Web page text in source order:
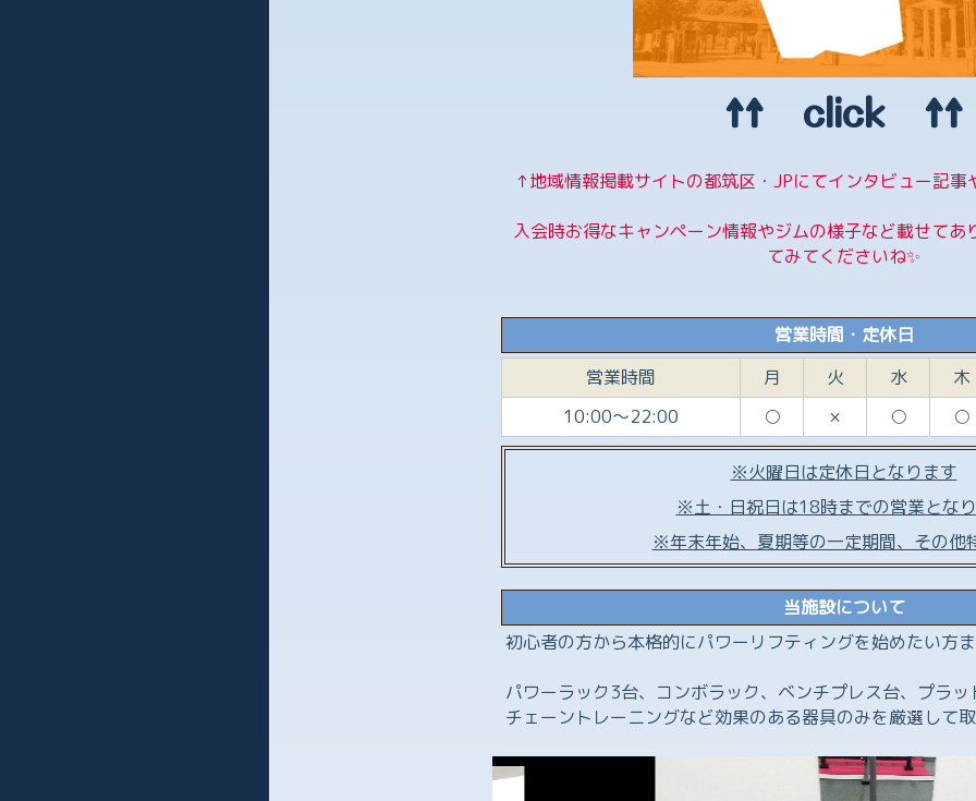
↑↑ click ↑↑
↑地域情報掲載サイトの都筑区・JPにてインタビュー記
入会時お得なキャンペーン情報やジムの様子など載せてあ
てみてくださいね✨
営業時間・定休日
営業時間
月 火 水
木
10:00～22:00
○ × ○ ○
※火曜日は定休日となります
※土・日祝日は18時までの営業とな
※年末年始、夏期等の一定期間、その他
当施設について
初心者の方から本格的にパワーリフティングを始めたい方
パワーラック3台、コンボラック、ベンチプレス台、プラ
チェーントレーニングなど効果のある器具のみを厳選して